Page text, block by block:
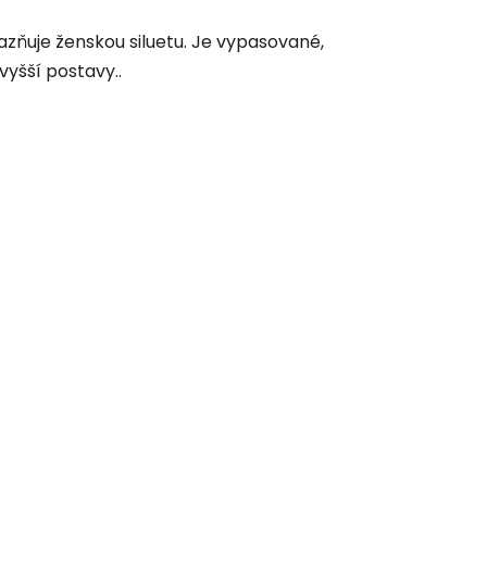
ženskou siluetu. Je vypasované,
postavy..